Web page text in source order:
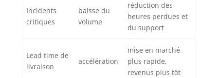
Incidents
critiques
baisse du
volume
réduction des
heures perdues et
du support
Lead time de
livraison
accélération
mise en marché
plus rapide,
revenus plus tôt